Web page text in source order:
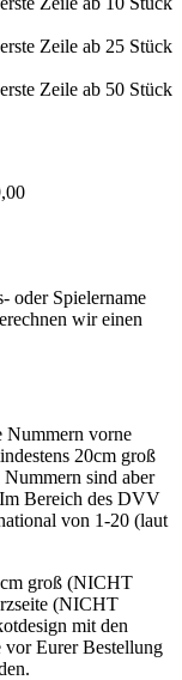
Zeile ab 25 Stück
Zeile ab 50 Stück
oder Spielername
wir einen
Nummern vorne
20cm groß
sind aber
Bereich des DVV
von 1-20 (laut
groß (NICHT
(NICHT
mit den
vor Eurer Bestellung